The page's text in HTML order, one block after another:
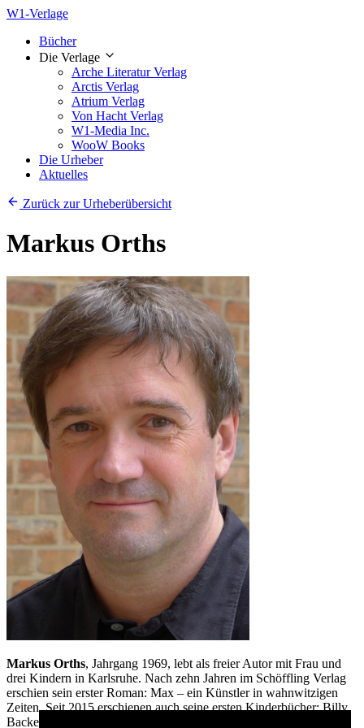
W1-Verlage
Bücher
Die Verlage
Arche Literatur Verlag
Arctis Verlag
Atrium Verlag
Von Hacht Verlag
W1-Media Inc.
WooW Books
Die Urheber
Aktuelles
Zurück zur Urheberübersicht
Markus Orths
Markus Orths, Jahrgang 1969, lebt als freier Autor mit Frau und
drei Kindern in Karlsruhe. Nach zehn Jahren im Schöffling Verlag
erschien sein erster Roman: Max – ein Künstler in wahnwitzigen
Zeiten. Seit 2015 erschienen auch seine ersten Kinderbücher: Billy
Backe sowie Das Zebra unterm Bett und Der reichste Junge der